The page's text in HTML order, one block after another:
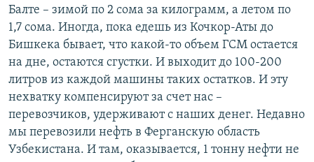
Балте – зимой по 2 сома за килограмм, а летом по
1,7 сома. Иногда, пока едешь из Кочкор-Аты до
Бишкека бывает, что какой-то объем ГСМ остается
на дне, остаются сгустки. И выходит до 100-200
литров из каждой машины таких остатков. И эту
нехватку компенсируют за счет нас –
перевозчиков, удерживают с наших денег. Недавно
мы перевозили нефть в Ферганскую область
Узбекистана. И там, оказывается, 1 тонну нефти не